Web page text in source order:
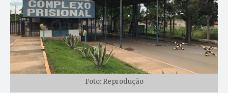
Foto: Reprodução